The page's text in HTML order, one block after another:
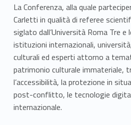
La Conferenza, alla quale
Carletti in qualità di referee
siglato dall’Università Roma Tre
istituzioni internazionali,
culturali ed esperti attorno a
patrimonio culturale immateriale,
l’accessibilità, la protezione in
post-conflitto, le tecnologie
internazionale.